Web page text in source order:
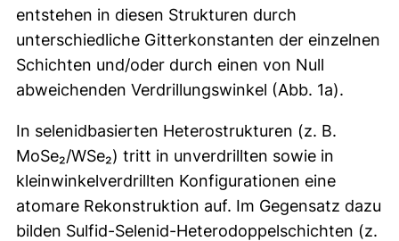
entstehen in diesen Strukturen durch
unterschiedliche Gitterkonstanten der einzelnen
Schichten und/oder durch einen von Null
abweichenden Verdrillungswinkel (Abb. 1a).
In selenidbasierten Heterostrukturen (z. B.
MoSe₂/WSe₂) tritt in unverdrillten sowie in
kleinwinkelverdrillten Konfigurationen eine
atomare Rekonstruktion auf. Im Gegensatz dazu
bilden Sulfid-Selenid-Heterodoppelschichten (z.